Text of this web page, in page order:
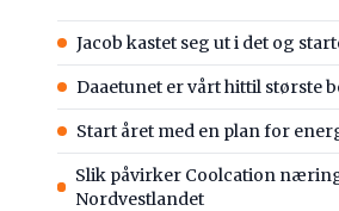
Jacob kastet seg ut i det og
Daaetunet er vårt hittil største
Start året med en plan for
Slik påvirker Coolcation
Nordvestlandet